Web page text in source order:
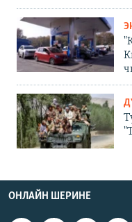
ОНЛАЙН ШЕРИНЕ